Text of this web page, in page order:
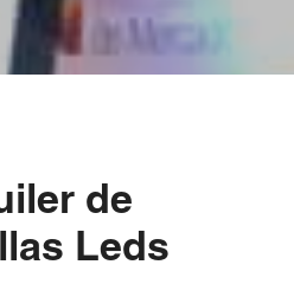
de
Leds